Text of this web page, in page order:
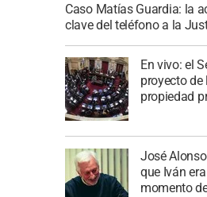
Caso Matías Guardia: la
clave del teléfono a la
En vivo: el
proyecto de
propiedad
José
que Iván
momento